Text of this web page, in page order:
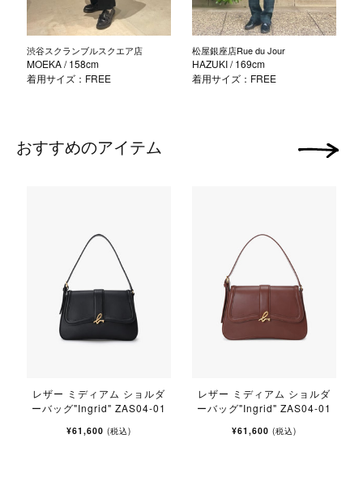
渋谷スクランブルスクエア店
MOEKA/ 158cm
着用サイズ：FREE
松屋銀座店Rue du Jour
HAZUKI/ 169cm
着用サイズ：FREE
おすすめのアイテム
レザー ミディアム ショルダ
ーバッグ"Ingrid" ZAS04-01
¥61,600 (税込)
レザー ミディアム ショルダ
ーバッグ"Ingrid" ZAS04-01
¥61,600 (税込)
次の画像